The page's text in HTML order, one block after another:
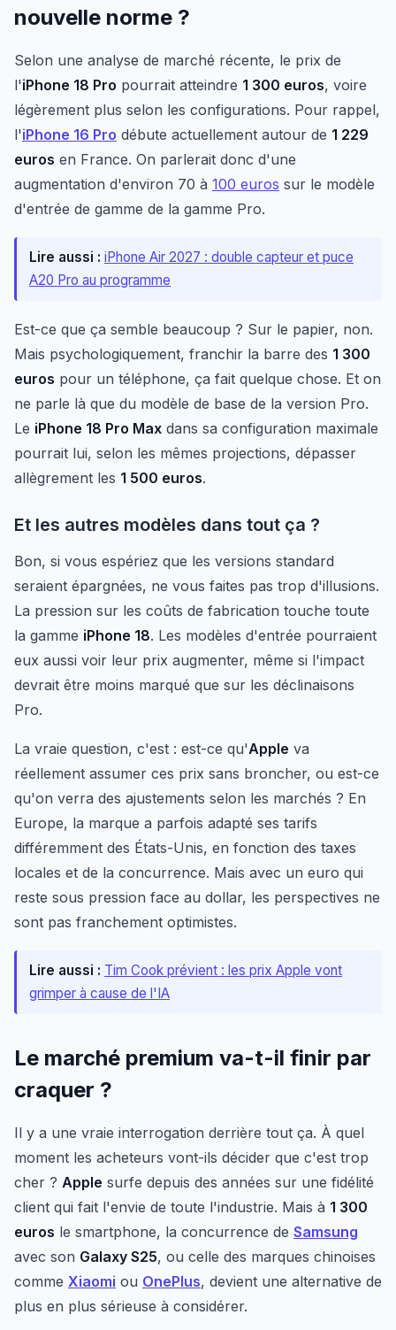
nouvelle norme ?
Selon une analyse de marché récente, le prix de
l'iPhone 18 Pro pourrait atteindre 1 300 euros, voire
légèrement plus selon les configurations. Pour rappel,
l'iPhone 16 Pro débute actuellement autour de 1 229
euros en France. On parlerait donc d'une
augmentation d'environ 70 à 100 euros sur le modèle
d'entrée de gamme de la gamme Pro.
Lire aussi : iPhone Air 2027 : double capteur et puce
A20 Pro au programme
Est-ce que ça semble beaucoup ? Sur le papier, non.
Mais psychologiquement, franchir la barre des 1 300
euros pour un téléphone, ça fait quelque chose. Et on
ne parle là que du modèle de base de la version Pro.
Le iPhone 18 Pro Max dans sa configuration maximale
pourrait lui, selon les mêmes projections, dépasser
allègrement les 1 500 euros.
Et les autres modèles dans tout ça ?
Bon, si vous espériez que les versions standard
seraient épargnées, ne vous faites pas trop d'illusions.
La pression sur les coûts de fabrication touche toute
la gamme iPhone 18. Les modèles d'entrée pourraient
eux aussi voir leur prix augmenter, même si l'impact
devrait être moins marqué que sur les déclinaisons
Pro.
La vraie question, c'est : est-ce qu'Apple va
réellement assumer ces prix sans broncher, ou est-ce
qu'on verra des ajustements selon les marchés ? En
Europe, la marque a parfois adapté ses tarifs
différemment des États-Unis, en fonction des taxes
locales et de la concurrence. Mais avec un euro qui
reste sous pression face au dollar, les perspectives ne
sont pas franchement optimistes.
Lire aussi : Tim Cook prévient : les prix Apple vont
grimper à cause de l'IA
Le marché premium va-t-il finir par
craquer ?
Il y a une vraie interrogation derrière tout ça. À quel
moment les acheteurs vont-ils décider que c'est trop
cher ? Apple surfe depuis des années sur une fidélité
client qui fait l'envie de toute l'industrie. Mais à 1 300
euros le smartphone, la concurrence de Samsung
avec son Galaxy S25, ou celle des marques chinoises
comme Xiaomi ou OnePlus, devient une alternative de
plus en plus sérieuse à considérer.